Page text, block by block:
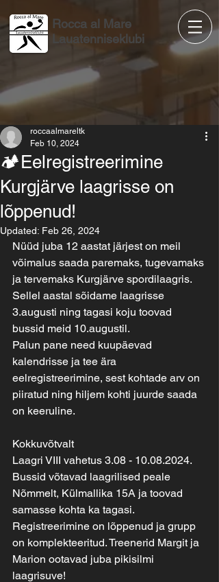
Rocca al Mare
Lauatenniseklubi
🏕️Eelregistreerimine
Kurgjärve laagrisse on
lõppenud!
roccaalmareltk
Feb 10, 2024
Updated: Feb 26, 2024
Nüüd juba 12 aastat järjest on meil
võimalus saada paremaks, tugevamaks
ja tervemaks Kurgjärve spordilaagris.
Sellel aastal sõidame laagrisse
3.augusti ning tagasi koju toovad
bussid meid 10.augustil.
Palun pane need kuupäevad
kalendrisse ja tee ära
eelregistreerimine, sest kohtade arv on
piiratud ning hiljem kohti juurde saada
on keeruline.
Kokkuvõtvalt
Laagri VIII vahetus 3.08 - 10.08.2024.
Bussid võtavad laagrilised peale
Nõmmelt, Külmallika 15A ja toovad
samasse kohta ka tagasi.
Registreerimine on lõppenud ja grupp
on komplekteeritud. Treenerid Margit ja
Marion ootavad juba pikisilmi
laagrisuve!